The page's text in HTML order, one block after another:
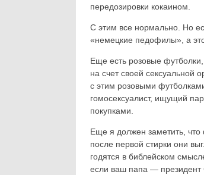
передозировки кокаином.
С этим все нормально. Но
«немецкие педофилы», а
Еще есть розовые
на счет своей сексуальной
с этим розовыми
гомосексуалист, ищущий
покупками.
Еще я должен заметить, что
после первой стирки они
годятся в библейском
если ваш папа — президент